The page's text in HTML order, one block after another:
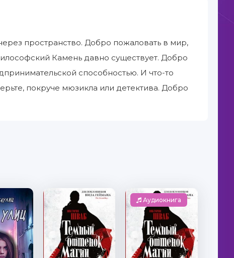
пространство. Добро пожаловать в мир,
Камень давно существует. Добро
способностью. И что-то
покруче мюзикла или детектива. Добро
Аудиокнига